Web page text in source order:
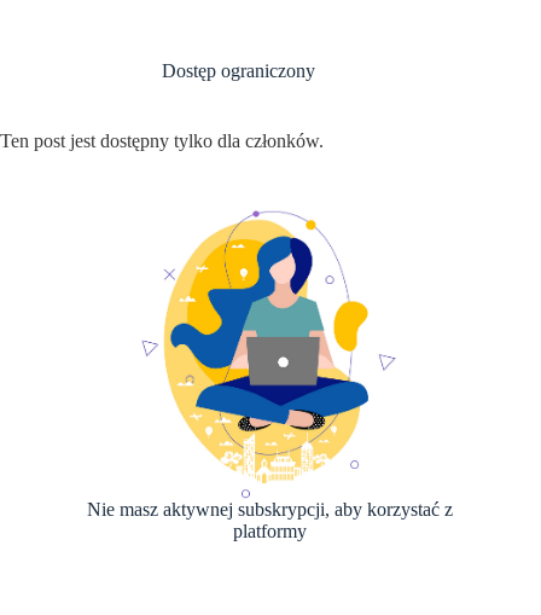
Dostęp ograniczony
Ten post jest dostępny tylko dla członków.
Nie masz aktywnej subskrypcji, aby korzystać z
platformy